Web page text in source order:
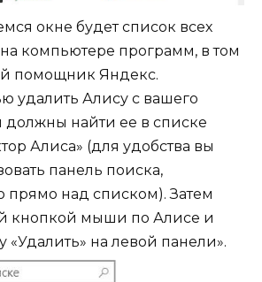
окне будет список всех
компьютере программ, в том
помощник Яндекс.
удалить Алису с вашего
должны найти ее в списке
Алиса» (для удобства вы
панель поиска,
прямо над списком). Затем
кнопкой мыши по Алисе и
«Удалить» на левой панели».